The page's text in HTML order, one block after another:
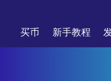
买币 新手教程